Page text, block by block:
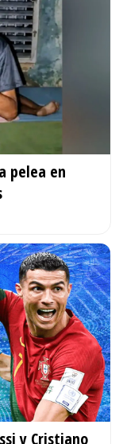
pelea en
y Cristiano